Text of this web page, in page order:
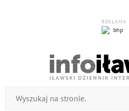
REKLAMA